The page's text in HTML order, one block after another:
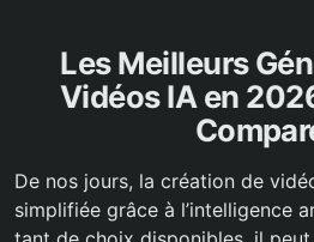
Les Meilleurs
Vidéos IA en
De nos jours, la création de
simplifiée grâce à l’intelligence